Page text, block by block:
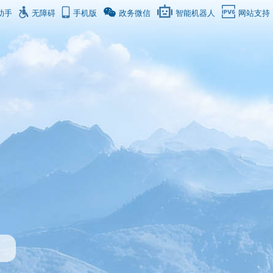
手 无障碍 手机版 政务微信 智能机器人 网站支持